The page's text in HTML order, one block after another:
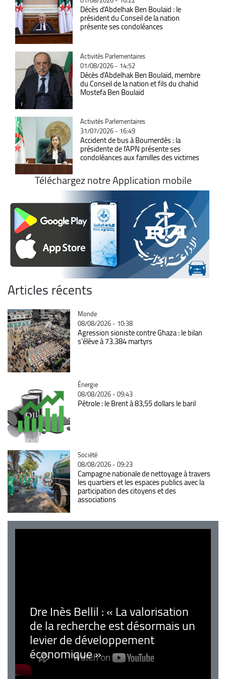
Décès d'Abdelhak Ben Boulaïd : le
président du Conseil de la nation
présente ses condoléances
Catégorie
Activités Parlementaires
01/08/2026 - 14:52
Décès d'Abdelhak Ben Boulaïd, membre
du Conseil de la nation et fils du chahid
Mostefa Ben Boulaïd
Catégorie
Activités Parlementaires
31/07/2026 - 16:49
Accident de bus à Boumerdès : la
présidente de l'APN présente ses
condoléances aux familles des victimes
Téléchargez notre Application mobile
Articles récents
Catégorie
Monde
08/08/2026 - 10:38
Agression sioniste contre Ghaza : le bilan
s'élève à 73.384 martyrs
Catégorie
Énergie
08/08/2026 - 09:43
Pétrole : le Brent à 83,55 dollars le baril
Catégorie
Société
08/08/2026 - 09:23
Campagne nationale de nettoyage à travers
les quartiers et les espaces publics avec la
participation des citoyens et des
associations
Dre Inès Bellil : « La valorisation
de la recherche est désormais un
levier de développement
économique »